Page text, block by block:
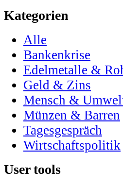
Kategorien
Alle
Bankenkrise
Edelmetalle &
Geld & Zins
Mensch &
Münzen & Barren
Tagesgespräch
Wirtschaftspolitik
User tools